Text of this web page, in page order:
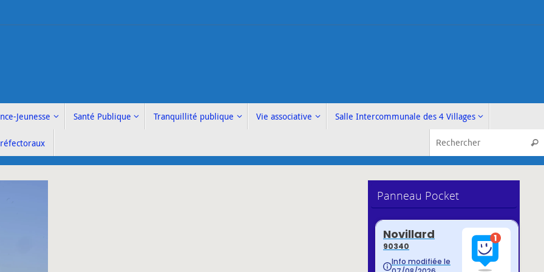
Jeunesse Santé Publique Tranquillité publique Vie associative Salle Intercommunale des 4 Villages
Panneau Pocket